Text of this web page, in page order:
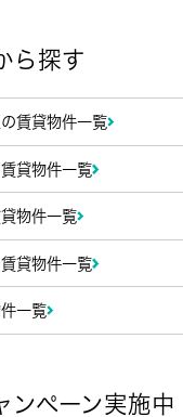
ら探す
賃貸物件一覧
貸物件一覧
物件一覧
貸物件一覧
一覧
ンペーン実施中